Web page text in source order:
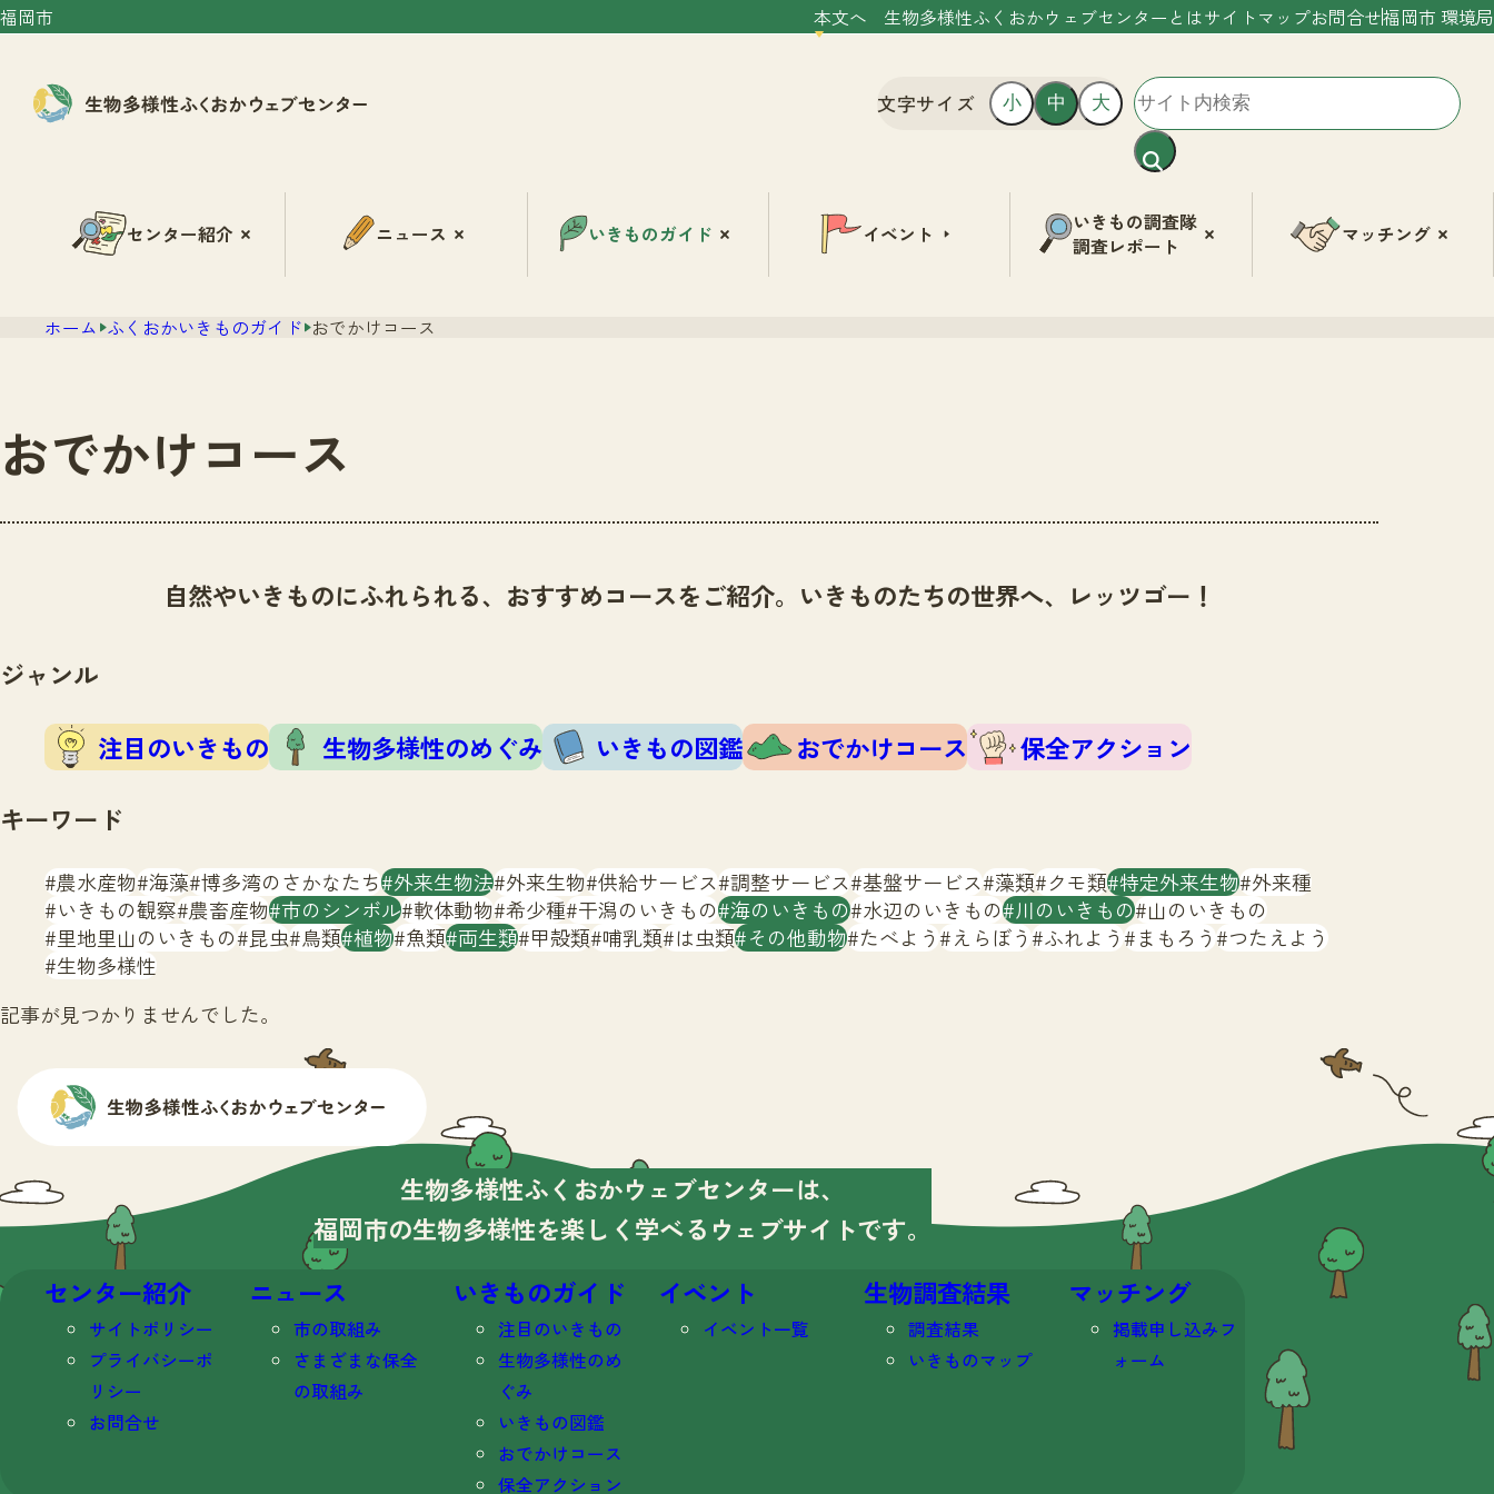
福岡市 本文へ 生物多様性ふくおかウェブセンターとはサイトマップお問合せ福岡市 環境局
文字サイズ 小 中 大
センター紹介 ニュース いきものガイド イベント
いきもの調査隊
調査レポート
マッチング
ホーム ふくおかいきものガイド おでかけコース
おでかけコース
自然やいきものにふれられる、おすすめコースをご紹介。いきものたちの世界へ、レッツゴー！
ジャンル
注目のいきもの 生物多様性のめぐみ いきもの図鑑 おでかけコース
保全アクション
キーワード
農水産物 海藻 博多湾のさかなたち 外来生物法 外来生物 供給サービス 調整サービス 基盤サービス 藻類 クモ類 特定外来生物 外来種
いきもの観察 農畜産物 市のシンボル 軟体動物 希少種 干潟のいきもの 海のいきもの 水辺のいきもの 川のいきもの 山のいきもの
里地里山のいきもの 昆虫 鳥類 植物 魚類 両生類 甲殻類 哺乳類 は虫類 その他動物 たべよう えらぼう ふれよう まもろう つたえよう
生物多様性
記事が見つかりませんでした。
生物多様性ふくおかウェブセンターは、
福岡市の生物多様性を楽しく学べる ウェブサイトです。
センター紹介
サイトポリシー
プライバシーポ
リシー
お問合せ
ニュース
市の取組み
さまざまな保全
の取組み
いきものガイド
注目のいきもの
生物多様性のめ
ぐみ
いきもの図鑑
おでかけコース
保全アクション
イベント
イベント一覧
生物調査結果
調査結果
いきものマップ
マッチング
掲載申し込みフ
ォーム